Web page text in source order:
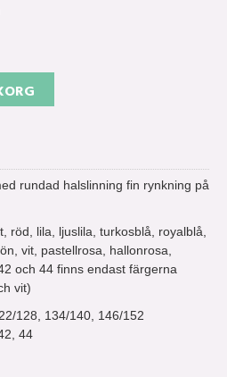
rundad halslinning fin rynkning på
röd, lila, ljuslila, turkosblå, royalblå,
vit, pastellrosa, hallonrosa,
och 44 finns endast färgerna
vit)
128, 134/140, 146/152
44